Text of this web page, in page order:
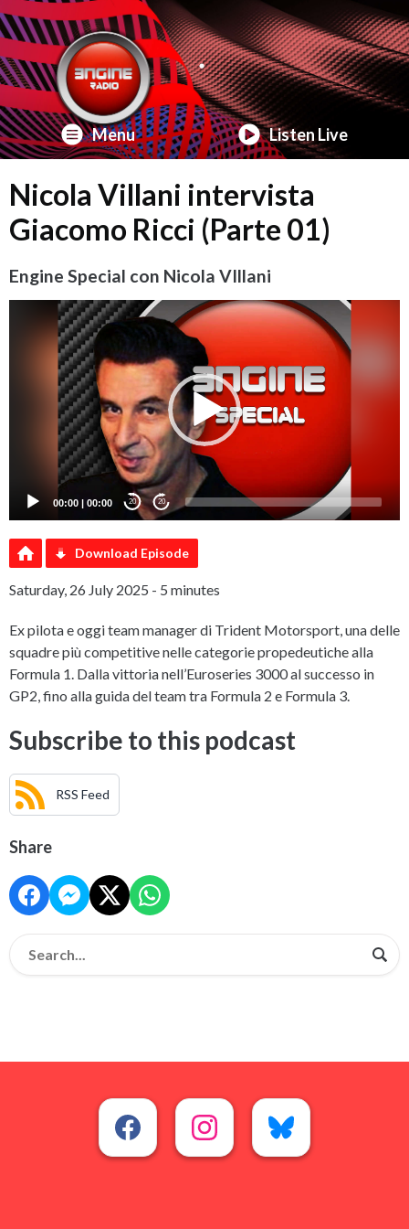
Menu Listen Live
Nicola Villani intervista
Giacomo Ricci (Parte 01)
Engine Special con Nicola VIllani
Player
00:00 | 00:00 20 20
Download Episode
Saturday, 26 July 2025 - 5 minutes
Ex pilota e oggi team manager di Trident Motorsport, una delle
squadre più competitive nelle categorie propedeutiche alla
Formula 1. Dalla vittoria nell’Euroseries 3000 al successo in
GP2, fino alla guida del team tra Formula 2 e Formula 3.
Subscribe to this podcast
RSS Feed
Share